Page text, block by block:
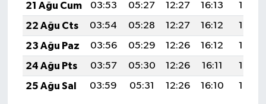
21 Ağu Cum
03:53 05:27 12:27 16:13
19:16
22 Ağu Cts
03:54 05:28 12:27 16:12
19:15
23 Ağu Paz
03:56 05:29 12:26 16:12
19:14
24 Ağu Pts
03:57 05:30 12:26 16:11
19:12
25 Ağu Sal
03:59 05:31 12:26 16:10 19:10